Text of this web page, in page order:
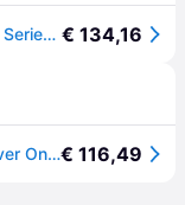
Philips, Scheerapparaat, Scheerapparaat Series 5000 € 134,16
Philips Series 5000 S5887/50 Shaver Zilver One Size / EU Plug 220V€ 116,49